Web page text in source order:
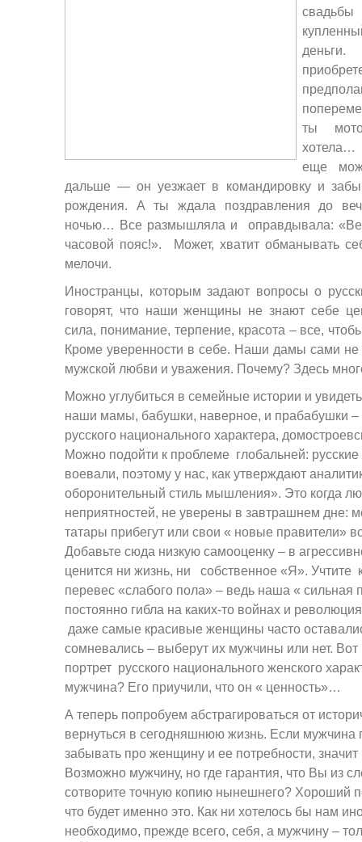
ты
еще
дальше — он уезжает в командировку и
рождения. А ты ждала поздравления до
ночью… Все размышляла и оправдывала:
часовой пояс!». Может, хватит обманывать
мелочи.
Иностранцы, которым задают вопросы о
говорят, что наши женщины не знают себе
сила, понимание, терпение, красота – все,
Кроме уверенности в себе. Наши дамы сами не
мужской любви и уважения. Почему? Здесь
Можно углубиться в семейные истории и
наши мамы, бабушки, наверное, и прабабушки –
русского национального характера,
Можно подойти к проблеме глобальней: русские
воевали, поэтому у нас, как утверждают
оборонительный стиль мышления». Это когда
неприятностей, не уверены в завтрашнем дне:
татары прибегут или свои « новые правители»
Добавьте сюда низкую самооценку – в
ценится ни жизнь, ни собственное «Я». Учтите
перевес «слабого пола» – ведь наша « сильная
постоянно гибла на каких-то войнах и
даже самые красивые женщины часто
сомневались – выберут их мужчины или нет.
портрет русского национального женского
мужчина? Его приучили, что он « ценность»…
А теперь попробуем абстрагироваться от
вернуться в сегодняшнюю жизнь. Если мужчина
забывать про женщину и ее потребности, значит
Возможно мужчину, но где гарантия, что Вы из
сотворите точную копию нынешнего? Хороший
что будет именно это. Как ни хотелось бы нам
необходимо, прежде всего, себя, а мужчину –